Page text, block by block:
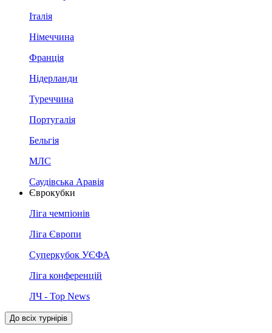
Італія
Німеччина
Франція
Нідерланди
Туреччина
Португалія
Бельгія
МЛС
Саудівська Аравія
Єврокубки
Ліга чемпіонів
Ліга Європи
Суперкубок УЄФА
Ліга конференцій
ЛЧ - Top News
До всіх турнірів